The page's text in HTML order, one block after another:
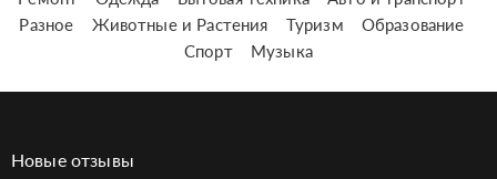
Разное
Животные и Растения Туризм
Образование
Спорт
Музыка
Новые отзывы